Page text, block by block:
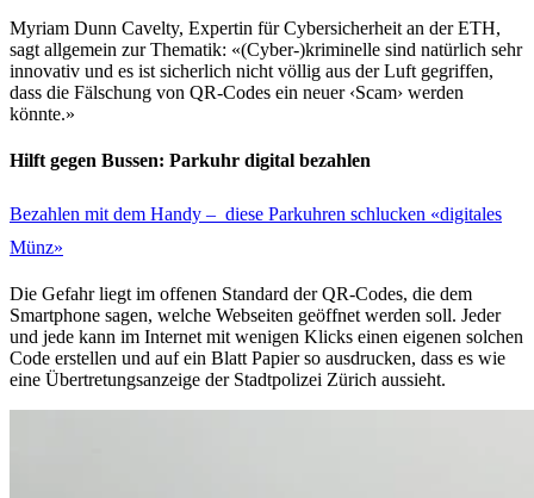
Myriam Dunn Cavelty, Expertin für Cybersicherheit an der ETH,
sagt allgemein zur Thematik: «(Cyber-)kriminelle sind natürlich sehr
innovativ und es ist sicherlich nicht völlig aus der Luft gegriffen,
dass die Fälschung von QR-Codes ein neuer ‹Scam› werden
könnte.»
Hilft gegen Bussen: Parkuhr digital bezahlen
Bezahlen mit dem Handy – diese Parkuhren schlucken «digitales
Münz»
Die Gefahr liegt im offenen Standard der QR-Codes, die dem
Smartphone sagen, welche Webseiten geöffnet werden soll. Jeder
und jede kann im Internet mit wenigen Klicks einen eigenen solchen
Code erstellen und auf ein Blatt Papier so ausdrucken, dass es wie
eine Übertretungsanzeige der Stadtpolizei Zürich aussieht.